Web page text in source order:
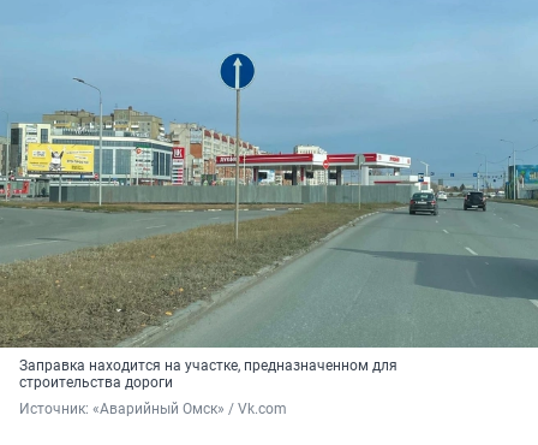
Заправка находится на участке, предназначенном для
строительства дороги
Источник: «Аварийный Омск» / Vk.com